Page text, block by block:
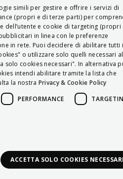
ITALIAN
ENGLISH
FRENCH
HUNGARIAN
DEUTSCH
POLSKI
simili per gestire e offrire i servizi di
(propri e di terze parti) per
dell’utente e cookie di targeting (propri
in linea con le preferenze
in rete. Puoi decidere di abilitare tutti i
o utilizzare solo quelli necessari al
solo cookies necessari". In alternativa
intendi abilitare tramite la lista che
la nostra Privacy & Cookie Policy
PERFORMANCE
ACCETTA SOLO COOKIES